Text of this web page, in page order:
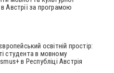
Австрії за програмою
освітній простір:
студента в мовному
в Республіці Австрія